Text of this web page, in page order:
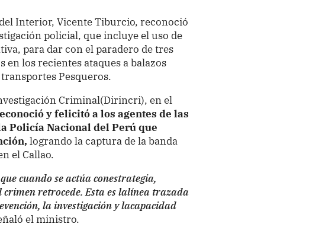
Interior, Vicente Tiburcio, reconoció
policial, que incluye el uso de
para dar con el paradero de tres
los recientes ataques a balazos
Pesqueros.
Criminal(Dirincri), en el
y felicitó a los agentes de las
Policía Nacional del Perú que
logrando la captura de la banda
el Callao.
cuando se actúa conestrategia,
retrocede. Esta es lalínea trazada
la investigación y lacapacidad
el ministro.